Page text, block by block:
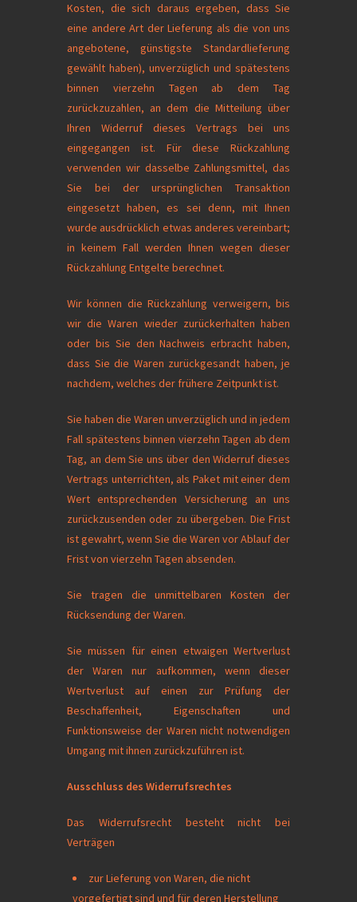
Kosten, die sich daraus ergeben, dass Sie
eine andere Art der Lieferung als die von uns
angebotene, günstigste Standardlieferung
gewählt haben), unverzüglich und spätestens
binnen vierzehn Tagen ab dem Tag
zurückzuzahlen, an dem die Mitteilung über
Ihren Widerruf dieses Vertrags bei uns
eingegangen ist. Für diese Rückzahlung
verwenden wir dasselbe Zahlungsmittel, das
Sie bei der ursprünglichen Transaktion
eingesetzt haben, es sei denn, mit Ihnen
wurde ausdrücklich etwas anderes vereinbart;
in keinem Fall werden Ihnen wegen dieser
Rückzahlung Entgelte berechnet.
Wir können die Rückzahlung verweigern, bis
wir die Waren wieder zurückerhalten haben
oder bis Sie den Nachweis erbracht haben,
dass Sie die Waren zurückgesandt haben, je
nachdem, welches der frühere Zeitpunkt ist.
Sie haben die Waren unverzüglich und in jedem
Fall spätestens binnen vierzehn Tagen ab dem
Tag, an dem Sie uns über den Widerruf dieses
Vertrags unterrichten, als Paket mit einer dem
Wert entsprechenden Versicherung an uns
zurückzusenden oder zu übergeben. Die Frist
ist gewahrt, wenn Sie die Waren vor Ablauf der
Frist von vierzehn Tagen absenden.
Sie tragen die unmittelbaren Kosten der
Rücksendung der Waren.
Sie müssen für einen etwaigen Wertverlust
der Waren nur aufkommen, wenn dieser
Wertverlust auf einen zur Prüfung der
Beschaffenheit, Eigenschaften und
Funktionsweise der Waren nicht notwendigen
Umgang mit ihnen zurückzuführen ist.
Ausschluss des Widerrufsrechtes
Das Widerrufsrecht besteht nicht bei
Verträgen
zur Lieferung von Waren, die nicht
vorgefertigt sind und für deren Herstellung